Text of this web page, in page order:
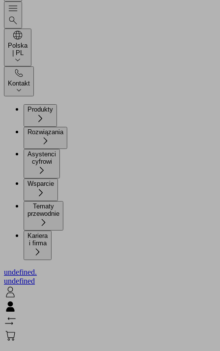
Polska
| PL
Kontakt
Produkty
Rozwiązania
Asystenci
Wsparcie
Tematy
przewodnie
Kariera
i firma
undefined.
undefined